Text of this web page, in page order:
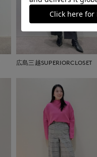
広島三越SUPERIORCLOSET